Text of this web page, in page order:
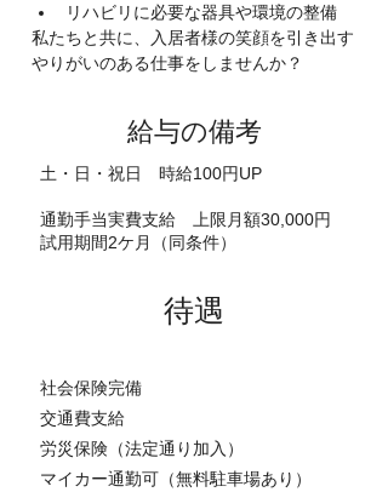
リハビリに必要な器具や環境の整備
私たちと共に、入居者様の笑顔を引き出す
やりがいのある仕事をしませんか？
給与の備考
土・日・祝日 時給100円UP
通勤手当実費支給 上限月額30,000円
試用期間2ケ月（同条件）
待遇
社会保険完備
交通費支給
労災保険（法定通り加入）
マイカー通勤可（無料駐車場あり）